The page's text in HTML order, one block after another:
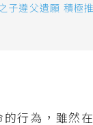
子遵父遺願 積極
行為，雖然